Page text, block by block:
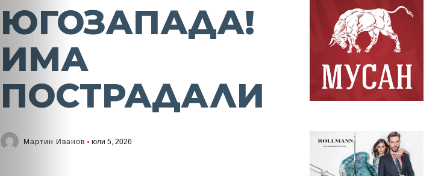
ЮГОЗАПАДА!
ИМА
ПОСТРАДАЛИ
Мартин Иванов юли 5, 2026